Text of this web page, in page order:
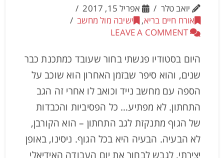
יואב טלר
אפריל 15, 2017
אורח חיים בריא, ישיבה מול מחשב
LEAVE A COMMENT
היום בסטודיו פגשתי בחור שעובד כמתכנת כבר
שנים, והוא סיפר שבזמן האחרון הוא שוכב על
הספה עם מחשב נייד וכואב לו אחרי זה הגב
התחתון. לא מפתיע… כל הפסיביות והכבדות
של הגוף מתנקזת לגב התחתון – הוא הקורבן,
לא הבעיה. הבעיה היא בכל הגוף. ניסינו, באופן
יצירתי, לגבש לבחור את יום העבודה האידיאלי